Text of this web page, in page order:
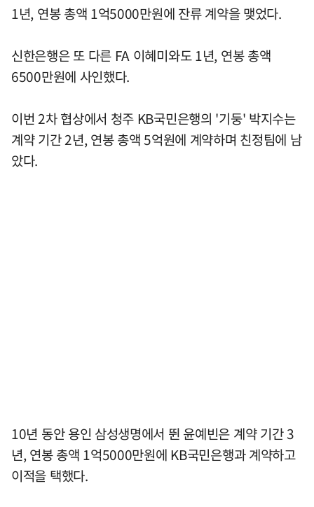
1년, 연봉 총액 1억5000만원에 잔류 계약을 맺었다.
신한은행은 또 다른 FA 이혜미와도 1년, 연봉 총액
6500만원에 사인했다.
이번 2차 협상에서 청주 KB국민은행의 '기둥' 박지수는
계약 기간 2년, 연봉 총액 5억원에 계약하며 친정팀에 남
았다.
10년 동안 용인 삼성생명에서 뛴 윤예빈은 계약 기간 3
년, 연봉 총액 1억5000만원에 KB국민은행과 계약하고
이적을 택했다.